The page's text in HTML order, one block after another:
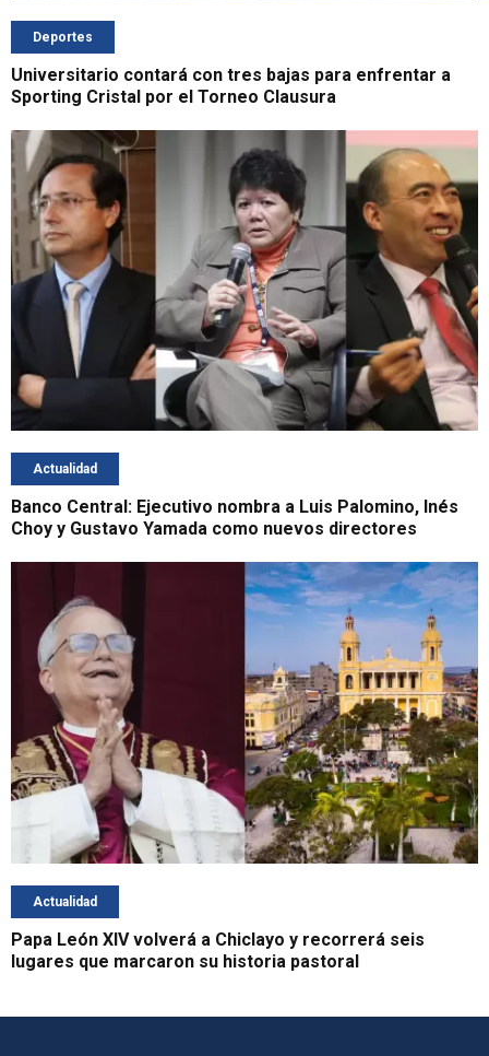
Deportes
Universitario contará con tres bajas para enfrentar a
Sporting Cristal por el Torneo Clausura
Actualidad
Banco Central: Ejecutivo nombra a Luis Palomino, Inés
Choy y Gustavo Yamada como nuevos directores
Actualidad
Papa León XIV volverá a Chiclayo y recorrerá seis
lugares que marcaron su historia pastoral